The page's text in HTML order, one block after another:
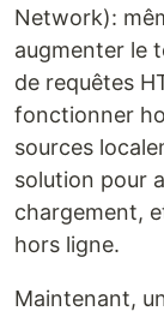
Network):
augmenter le
de requêtes
fonctionner
sources
solution pour
chargement,
hors ligne.
Maintenant,